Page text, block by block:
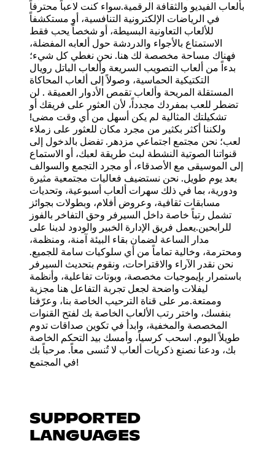
بألعاب الفيديو والثقافة الرقمية.سواء كنت لاعباً محترفاً
في الرياضات الإلكترونية التنافسية، أو مستكشفاً
للألعاب التعاونية البسيطة، أو شخصاً يحب فقط
الاستمتاع بالأجواء والدردشة حول ألعابه المفضلة،
فهناك مساحة مخصصة لك هنا. نحن نغطي كل شيء؛
بدءاً من ألعاب التصويب السريعة وألعاب الباتل رويال
التكتيكية الحماسية، وصولاً إلى ألعاب المحاكاة
المستقلة المريحة وألعاب تقمص الأدوار العميقة . لن
تضطر للعب بمفردك مجدداً، لأن العثور على فريقك أو
تشكيلتك المثالية لم يكن أسهل من أي وقت مضى!
ولكننا أكثر بكثير من مجرد مكان للعثور على زملاء
لعب؛ نحن مجتمع اجتماعي مزدهر. تفضل بالدخول إلى
قنواتنا الصوتية النشطة لبث طريقة لعبك، أو الاستماع
إلى الموسيقى مع الأصدقاء، أو مجرد التجمع والسوالف
بعد يوم طويل. نحن نستضيف فعاليات مجتمعية مثيرة
ودورية، بما في ذلك سهرات ألعاب أسبوعية، وتحديات
مسابقات ثقافية، وعروض أفلام، وبطولات بجوائز
تشمل رتباً خاصة داخل السيرفر وحق التفاخر بالفوز
للرابحين.يعمل فريق الإدارة الخبير والودود لدينا على
مدار الساعة لضمان بقاء البيئة آمنة، ومنظمة،
ومحترمة، وخالية تماماً من أي سلوكيات سامة للجميع.
نحن نقدر الآراء والاقتراحات، ونقوم بتحديث السيرفر
باستمرار بإيموجيات مخصصة، وبوتات تفاعلية، وأنظمة
ليفلات واضحة لجعل تجربة التفاعل هنا مجزية
وممتعة.مر على قناة الترحيب الخاصة بنا، وعرّفنا
بنفسك، واختر رتب الألعاب الخاصة بك لفتح القنوات
المخصصة والمخفية، وابدأ في تكوين صداقات تدوم
طويلاً اليوم. اسحب كرسياً، وأمسك بيد التحكم الخاصة
بك، ودعنا نصنع ذكريات ألعاب لا تُنسى معاً. مرحباً بك
في المجتمع!
SUPPORTED
LANGUAGES